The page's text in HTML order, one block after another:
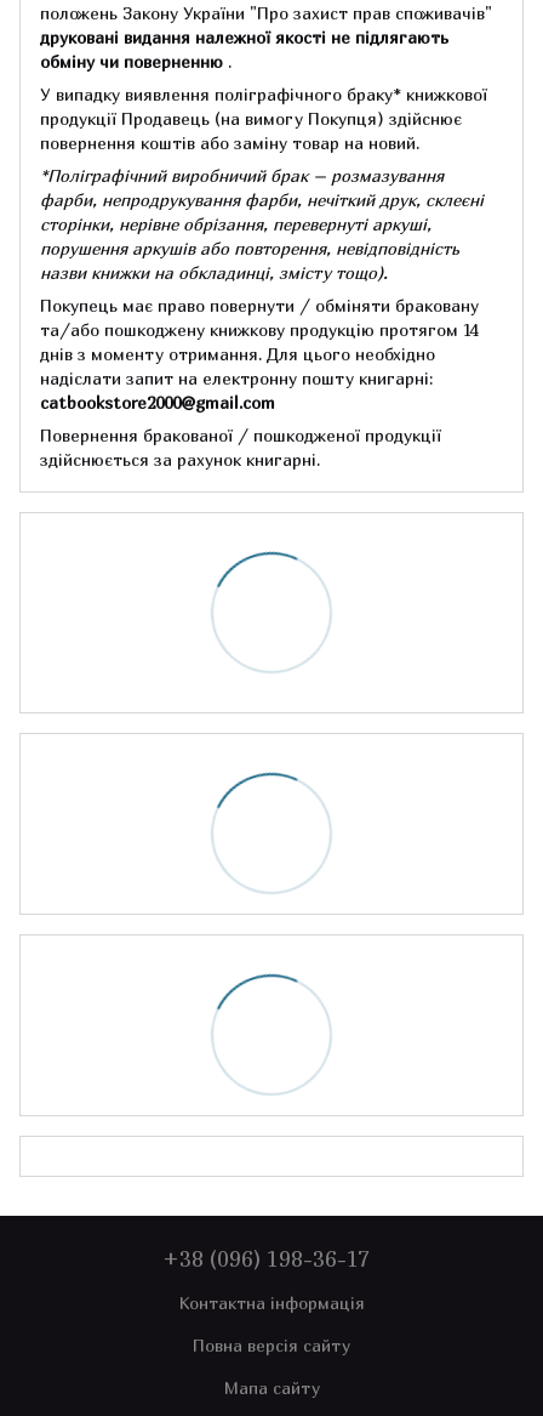
положень Закону України "Про захист прав споживачів"
друковані видання належної якості не підлягають
обміну чи поверненню .
У випадку виявлення поліграфічного браку* книжкової
продукції Продавець (на вимогу Покупця) здійснює
повернення коштів або заміну товар на новий.
*Поліграфічний виробничий брак – розмазування
фарби, непродрукування фарби, нечіткий друк, склеєні
сторінки, нерівне обрізання, перевернуті аркуші,
порушення аркушів або повторення, невідповідність
назви книжки на обкладинці, змісту тощо).
Покупець має право повернути / обміняти браковану
та/або пошкоджену книжкову продукцію протягом 14
днів з моменту отримання. Для цього необхідно
надіслати запит на електронну пошту книгарні:
catbookstore2000@gmail.com
Повернення бракованої / пошкодженої продукції
здійснюється за рахунок книгарні.
+38 (096) 198-36-17
Контактна інформація
Повна версія сайту
Мапа сайту